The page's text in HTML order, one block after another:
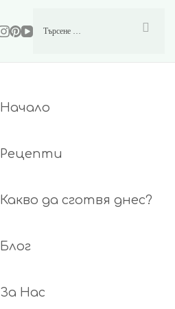
Начало
Рецепти
Какво да сготвя днес?
Блог
За Нас